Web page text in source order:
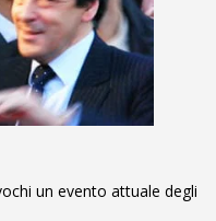
un evento attuale degli